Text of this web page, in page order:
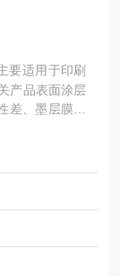
要适用于印刷
产品表面涂层
差、墨层膜脱